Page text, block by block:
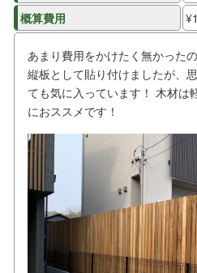
概算費用
あまり費用をかけたく無かった
縦板として貼り付けましたが、
ても気に入っています！ 木材は
におススメです！